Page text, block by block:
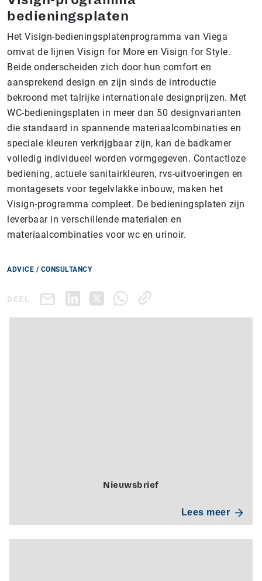
bedieningsplaten
Het Visign-bedieningsplatenprogramma van Viega
omvat de lijnen Visign for More en Visign for Style.
Beide onderscheiden zich door hun comfort en
aansprekend design en zijn sinds de introductie
bekroond met talrijke internationale designprijzen. Met
WC-bedieningsplaten in meer dan 50 designvarianten
die standaard in spannende materiaalcombinaties en
speciale kleuren verkrijgbaar zijn, kan de badkamer
volledig individueel worden vormgegeven. Contactloze
bediening, actuele sanitairkleuren, rvs-uitvoeringen en
montagesets voor tegelvlakke inbouw, maken het
Visign-programma compleet. De bedieningsplaten zijn
leverbaar in verschillende materialen en
materiaalcombinaties voor wc en urinoir.
ADVICE / CONSULTANCY
DEEL
Nieuwsbrief
Lees meer